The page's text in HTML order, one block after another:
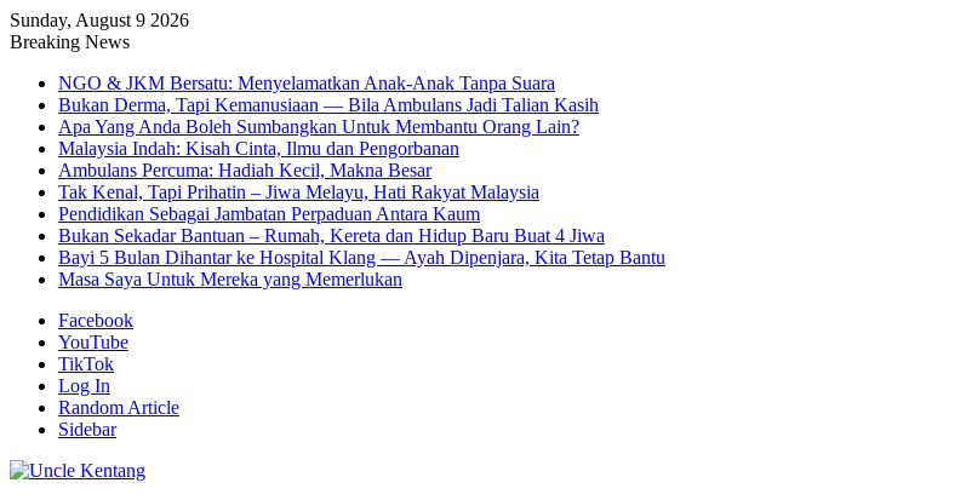
Sunday, August 9 2026
Breaking News
NGO & JKM Bersatu: Menyelamatkan Anak-Anak Tanpa Suara
Bukan Derma, Tapi Kemanusiaan — Bila Ambulans Jadi Talian Kasih
Apa Yang Anda Boleh Sumbangkan Untuk Membantu Orang Lain?
Malaysia Indah: Kisah Cinta, Ilmu dan Pengorbanan
Ambulans Percuma: Hadiah Kecil, Makna Besar
Tak Kenal, Tapi Prihatin – Jiwa Melayu, Hati Rakyat Malaysia
Pendidikan Sebagai Jambatan Perpaduan Antara Kaum
Bukan Sekadar Bantuan – Rumah, Kereta dan Hidup Baru Buat 4 Jiwa
Bayi 5 Bulan Dihantar ke Hospital Klang — Ayah Dipenjara, Kita Tetap Bantu
Masa Saya Untuk Mereka yang Memerlukan
Facebook
YouTube
TikTok
Log In
Random Article
Sidebar